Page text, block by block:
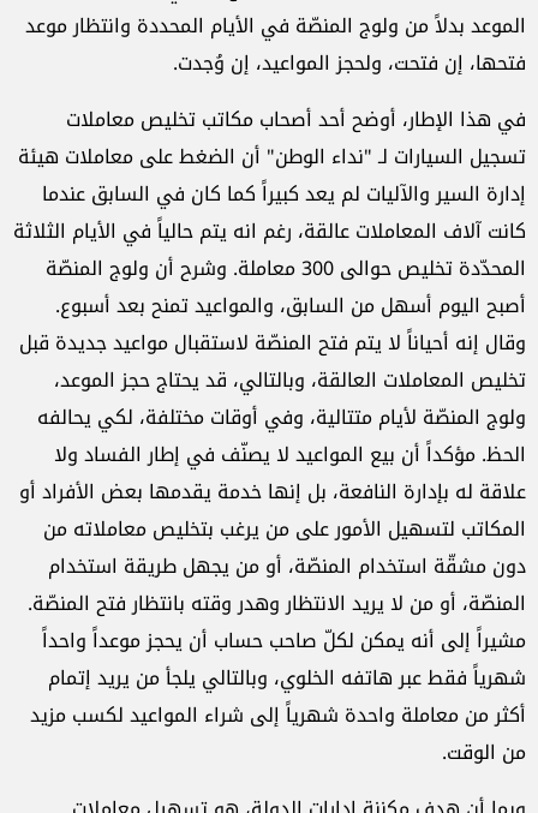
الموعد بدلاً من ولوج المنصّة في الأيام المحددة وانتظار موعد
فتحها، إن فتحت، ولحجز المواعيد، إن وُجدت.
في هذا الإطار، أوضح أحد أصحاب مكاتب تخليص معاملات
تسجيل السيارات لـ "نداء الوطن" أن الضغط على معاملات هيئة
إدارة السير والآليات لم يعد كبيراً كما كان في السابق عندما
كانت آلاف المعاملات عالقة، رغم انه يتم حالياً في الأيام الثلاثة
المحدّدة تخليص حوالى 300 معاملة. وشرح أن ولوج المنصّة
أصبح اليوم أسهل من السابق، والمواعيد تمنح بعد أسبوع.
وقال إنه أحياناً لا يتم فتح المنصّة لاستقبال مواعيد جديدة قبل
تخليص المعاملات العالقة، وبالتالي، قد يحتاج حجز الموعد،
ولوج المنصّة لأيام متتالية، وفي أوقات مختلفة، لكي يحالفه
الحظ. مؤكداً أن بيع المواعيد لا يصنّف في إطار الفساد ولا
علاقة له بإدارة النافعة، بل إنها خدمة يقدمها بعض الأفراد أو
المكاتب لتسهيل الأمور على من يرغب بتخليص معاملاته من
دون مشقّة استخدام المنصّة، أو من يجهل طريقة استخدام
المنصّة، أو من لا يريد الانتظار وهدر وقته بانتظار فتح المنصّة.
مشيراً إلى أنه يمكن لكلّ صاحب حساب أن يحجز موعداً واحداً
شهرياً فقط عبر هاتفه الخلوي، وبالتالي يلجأ من يريد إتمام
أكثر من معاملة واحدة شهرياً إلى شراء المواعيد لكسب مزيد
من الوقت.